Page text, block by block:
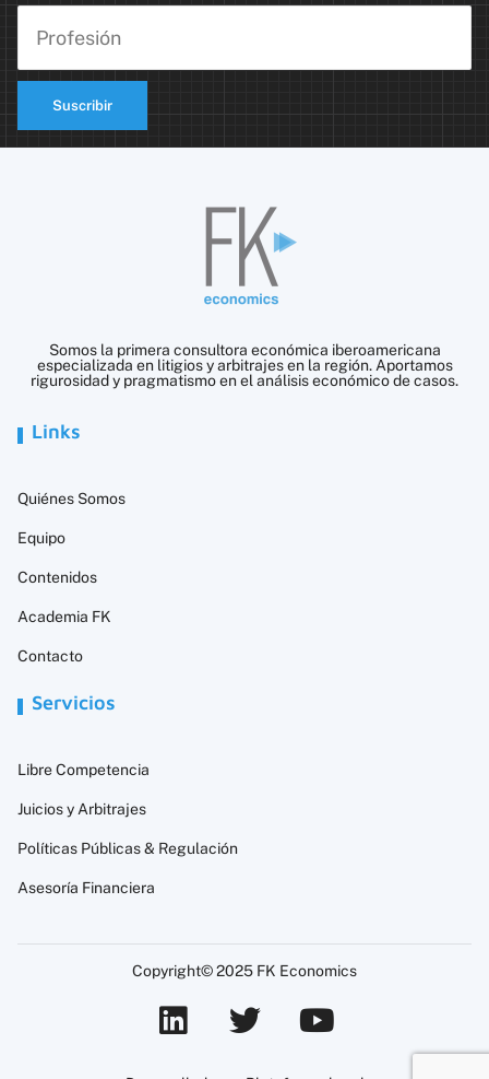
Suscribir
Somos la primera consultora económica iberoamericana
especializada en litigios y arbitrajes en la región. Aportamos
rigurosidad y pragmatismo en el análisis económico de casos.
Links
Quiénes Somos
Equipo
Contenidos
Academia FK
Contacto
Servicios
Libre Competencia
Juicios y Arbitrajes
Políticas Públicas & Regulación
Asesoría Financiera
Copyright© 2025 FK Economics